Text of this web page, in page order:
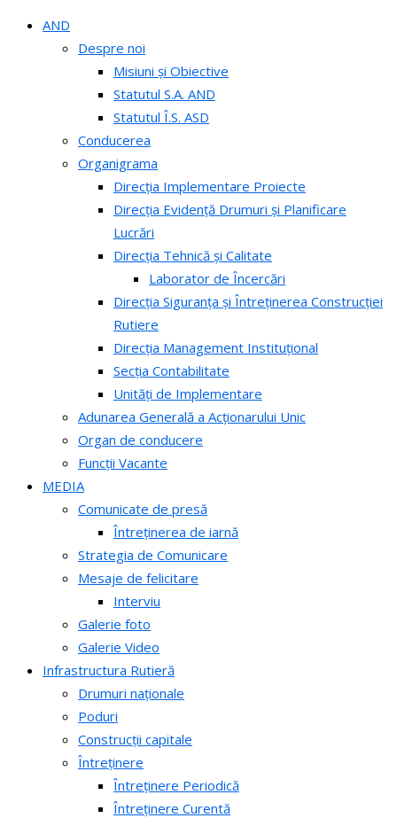
AND
Despre noi
Misiuni și Obiective
Statutul S.A. AND
Statutul Î.S. ASD
Conducerea
Organigrama
Direcția Implementare Proiecte
Direcția Evidență Drumuri și Planificare
Lucrări
Direcția Tehnică și Calitate
Laborator de Încercări
Direcția Siguranța și Întreținerea Construcției
Rutiere
Direcția Management Instituțional
Secția Contabilitate
Unități de Implementare
Adunarea Generală a Acționarului Unic
Organ de conducere
Funcții Vacante
MEDIA
Comunicate de presă
Întreținerea de iarnă
Strategia de Comunicare
Mesaje de felicitare
Interviu
Galerie foto
Galerie Video
Infrastructura Rutieră
Drumuri naționale
Poduri
Construcții capitale
Întreținere
Întreținere Periodică
Întreținere Curentă